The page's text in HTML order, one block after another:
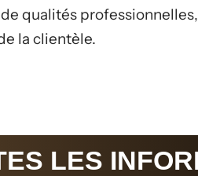
qualités
la clientèle.
LES